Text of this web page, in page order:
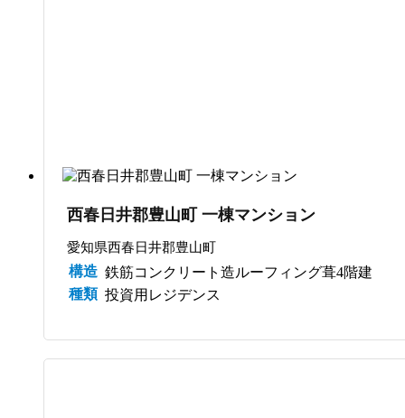
西春日井郡豊山町 一棟マンション
愛知県西春日井郡豊山町
構造 鉄筋コンクリート造ルーフィング葺4階建
種類 投資用レジデンス